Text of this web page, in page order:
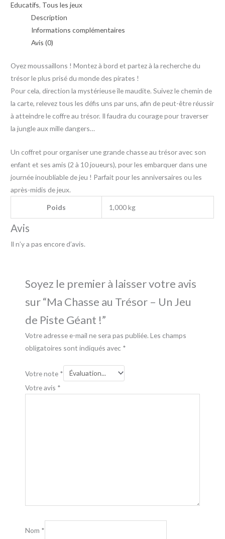
Educatifs, Tous les jeux
Description
Informations complémentaires
Avis (0)
Oyez moussaillons ! Montez à bord et partez à la recherche du
trésor le plus prisé du monde des pirates !
Pour cela, direction la mystérieuse île maudite. Suivez le chemin de
la carte, relevez tous les défis uns par uns, afin de peut-être réussir
à atteindre le coffre au trésor. Il faudra du courage pour traverser
la jungle aux mille dangers…
Un coffret pour organiser une grande chasse au trésor avec son
enfant et ses amis (2 à 10 joueurs), pour les embarquer dans une
journée inoubliable de jeu ! Parfait pour les anniversaires ou les
après-midis de jeux.
Poids 1,000 kg
Avis
Il n’y a pas encore d’avis.
Soyez le premier à laisser votre avis
sur “Ma Chasse au Trésor – Un Jeu
de Piste Géant !”
Votre adresse e-mail ne sera pas publiée. Les champs
obligatoires sont indiqués avec *
Votre note *
Votre avis *
Nom *